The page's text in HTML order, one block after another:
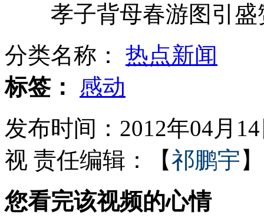
上海一室一卫“树屋”被拆除
北京警营开放日 市民"变身"狙击手
一联通手机用户莫名欠费6.6万元
孝子背母春游图引盛
分类名称： 热点新闻
标签：
感动
发布时间：2012年04月
视 责任编辑：【祁鹏宇 】
您看完该视频的心情